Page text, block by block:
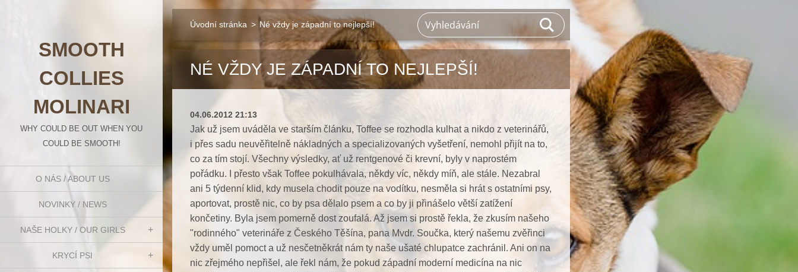
SMOOTH
COLLIES
MOLINARI
WHY COULD BE OUT WHEN YOU
COULD BE SMOOTH!
O NÁS / ABOUT US
NOVINKY / NEWS
NAŠE HOLKY / OUR GIRLS
KRYCÍ PSI
Úvodní stránka > Né vždy je západní to nejlepší!
NÉ VŽDY JE ZÁPADNÍ TO NEJLEPŠÍ!
04.06.2012 21:13
Jak už jsem uváděla ve starším článku, Toffee se rozhodla kulhat a nikdo z veterinářů,
i přes sadu neuvěřitelně nákladných a specializovaných vyšetření, nemohl přijít na to,
co za tím stojí. Všechny výsledky, ať už rentgenové či krevní, byly v naprostém
pořádku. I přesto však Toffee pokulhávala, někdy víc, někdy míň, ale stále. Nezabral
ani 5 týdenní klid, kdy musela chodit pouze na vodítku, nesměla si hrát s ostatními psy,
aportovat, prostě nic, co by psa dělalo psem a co by ji přinášelo větší zatížení
končetiny. Byla jsem pomerně dost zoufalá. Až jsem si prostě řekla, že zkusím našeho
"rodinného" veterináře z Českého Těšína, pana Mvdr. Součka, který našemu zvěřinci
vždy uměl pomoct a už nesčetněkrát nám ty naše ušaté chlupatce zachránil. Ani on na
nic zřejmého nepřišel, ale řekl nám, že pokud západní moderní medicína na nic